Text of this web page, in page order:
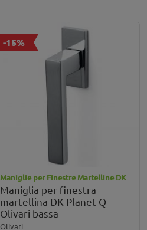
-15%
Maniglie per Finestre Martelline DK
Maniglia per finestra
martellina DK Planet Q
Olivari bassa
Olivari